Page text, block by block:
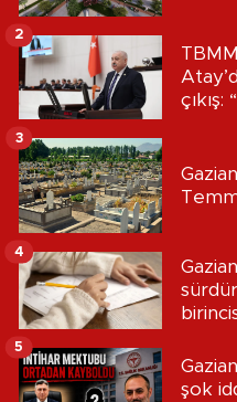
çıkış:
2
3
4
şok
5